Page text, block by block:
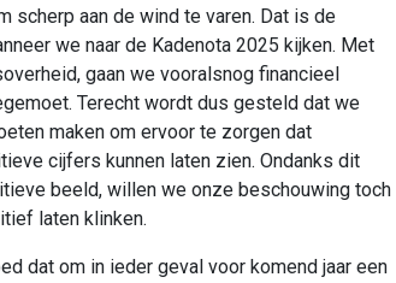
scherp aan de wind te varen. Dat is de
we naar de Kadenota 2025 kijken. Met
gaan we vooralsnog financieel
Terecht wordt dus gesteld dat we
maken om ervoor te zorgen dat
cijfers kunnen laten zien. Ondanks dit
beeld, willen we onze beschouwing toch
laten klinken.
dat om in ieder geval voor komend jaar een